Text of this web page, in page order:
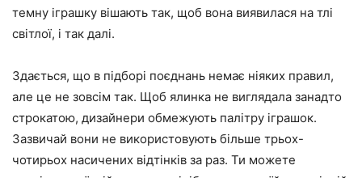
темну іграшку вішають так, щоб вона виявилася на тлі
світлої, і так далі.
Здається, що в підборі поєднань немає ніяких правил,
але це не зовсім так. Щоб ялинка не виглядала занадто
строкатою, дизайнери обмежують палітру іграшок.
Зазвичай вони не використовують більше трьох-
чотирьох насичених відтінків за раз. Ти можете